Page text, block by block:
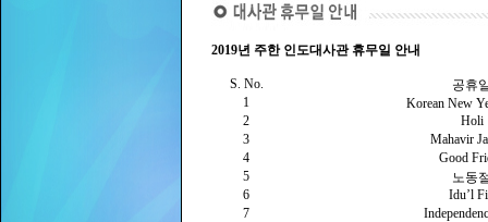
2019년 주한 인도대사관 휴무일 안내
S. No.
공휴
1
Korean New
2
Holi
3
Mahavir
4
Good
5
노동
6
Idu’l
7